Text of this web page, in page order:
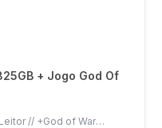
+ Jogo God Of
// +God of War